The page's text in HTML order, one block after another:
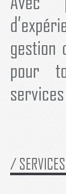
gestion
pour
/